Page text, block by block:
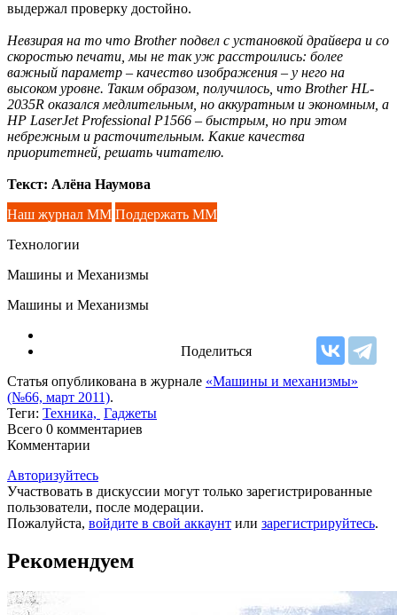
выдержал проверку достойно.
Невзирая на то что Brother подвел с установкой драйвера и со
скоростью печати, мы не так уж расстроились: более
важный параметр – качество изображения – у него на
высоком уровне. Таким образом, получилось, что Brother HL-
2035R оказался медлительным, но аккуратным и экономным, а
HP LaserJet Professional P1566 – быстрым, но при этом
небрежным и расточительным. Какие качества
приоритетней, решать читателю.
Текст: Алёна Наумова
Наш журнал ММ Поддержать ММ
Технологии
Машины и Механизмы
Машины и Механизмы
Поделиться
Статья опубликована в журнале «Машины и механизмы»
(№66, март 2011).
Теги: Техника, Гаджеты
Всего 0 комментариев
Комментарии
Авторизуйтесь
Участвовать в дискуссии могут только зарегистрированные
пользователи, после модерации.
Пожалуйста, войдите в свой аккаунт или зарегистрируйтесь.
Рекомендуем